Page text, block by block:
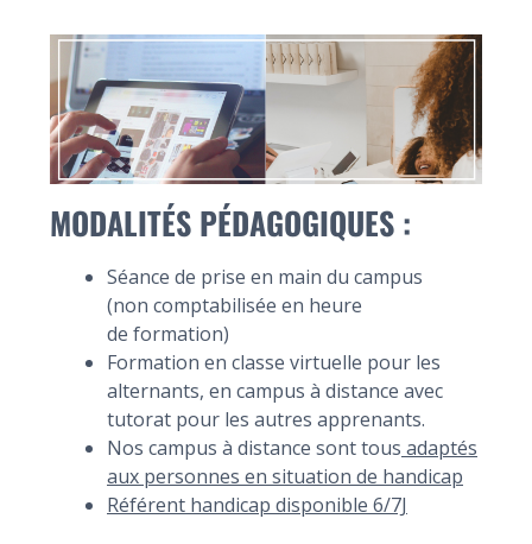
MODALITÉS PÉDAGOGIQUES :
Séance de prise en main du campus
(non comptabilisée en heure
de formation)
Formation en classe virtuelle pour les
alternants, en campus à distance avec
tutorat pour les autres apprenants.
Nos campus à distance sont tous adaptés
aux personnes en situation de handicap
Référent handicap disponible 6/7J